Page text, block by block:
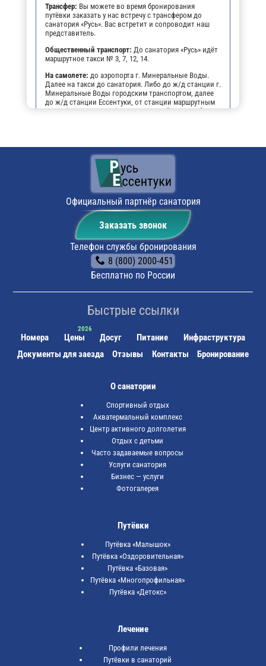
Трансфер: Вы можете во время бронирования
путёвки заказать у нас встречу с трансфером до
санатория «Русь». Вас встретит и сопроводит наш
представитель.
Общественный транспорт: До санатория «Русь» идёт
маршрутное такси № 3, 7, 12, 14.
На самолете: до аэропорта г. Минеральные Воды.
Далее на такси до санатория. Либо до ж/д станции г.
Минеральные Воды городским транспортом, далее
до ж/д станции Ессентуки, от станции маршрутным
такси (№№ 3, 7, 12, 14) до остановки "Виктория",
не заблудиться, можно воспользоваться
навигатором. По прибытии будет возможность
оставить автомобиль на парковке санатория.
до ж/д вокзала г. Ессентуки, маршрутным
такси № 3, 7, 12, 14 до остановки «Виктория», далее
пешком 3-4 мин. до санатория
Официальный партнёр санатория
Заказать звонок
Телефон службы бронирования
8 (800) 2000-451
Бесплатно по России
Быстрые ссылки
Номера Цены Досуг Питание
Инфраструктура
Документы для заезда
Отзывы Контакты Бронирование
О санатории
Спортивный отдых
Акватермальный комплекс
Центр активного долголетия
Отдых с детьми
Часто задаваемые вопросы
Услуги санатория
Бизнес — услуги
Фотогалерея
Путёвки
Путёвка «Малышок»
Путёвка «Оздоровительная»
Путёвка «Базовая»
Путёвка «Многопрофильная»
Путёвка «Детокс»
Лечение
Профили лечения
Путёвки в санаторий